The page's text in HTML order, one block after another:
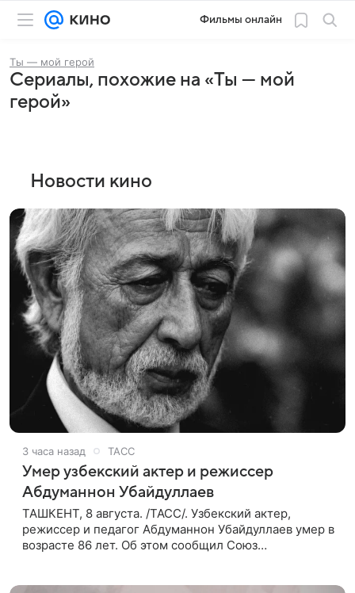
Фильмы онлайн
Ты — мой герой
Сериалы, похожие на «Ты — мой
герой»
Новости кино
3 часа назад ТАСС
Умер узбекский актер и режиссер
Абдуманнон Убайдуллаев
ТАШКЕНТ, 8 августа. /ТАСС/. Узбекский актер,
режиссер и педагог Абдуманнон Убайдуллаев умер в
возрасте 86 лет. Об этом сообщил Союз